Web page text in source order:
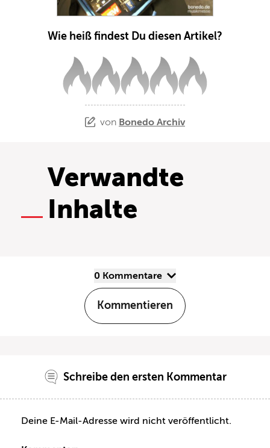
Wie heiß findest Du diesen Artikel?
von Bonedo Archiv
Verwandte
Inhalte
0 Kommentare
Kommentieren
Schreibe den ersten Kommentar
Deine E-Mail-Adresse wird nicht veröffentlicht.